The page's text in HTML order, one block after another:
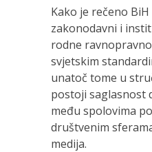
Kako je rečeno
zakonodavni i
rodne
svjetskim
unatoč tome u
postoji saglasnost
među spolovima
društvenim
medija.